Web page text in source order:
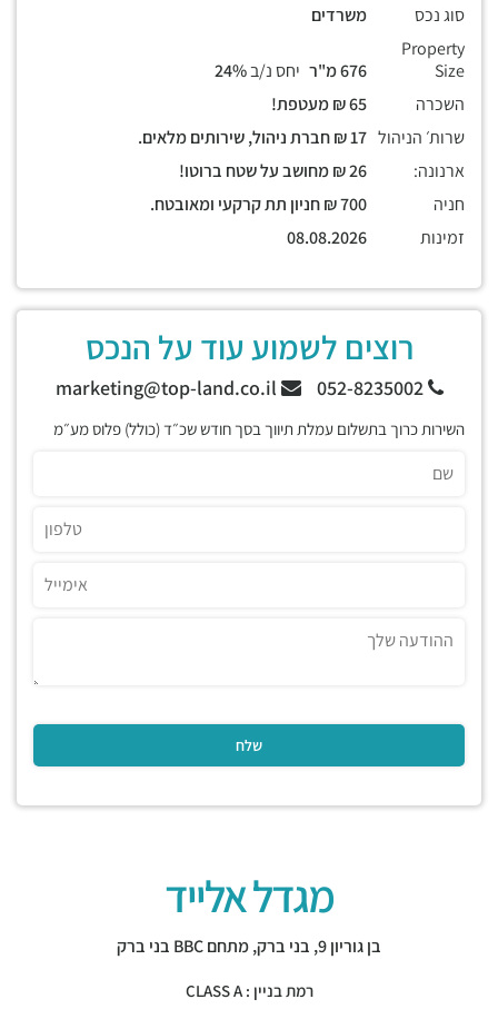
סוג נכס
משרדים
Property
Size
יחס נ/ב
השכרה
שרות׳ הניהול
ארנונה:
חניה
זמינות
רוצים לשמוע עוד על הנכס
052-8235002
השירות כרוך בתשלום עמלת תיווך בסך חודש שכ״ד (כולל) פלוס מע״מ
מגדל אלייד
בן גוריון 9, בני ברק,מתחם BBC בני ברק
רמת בניין : CLASS A